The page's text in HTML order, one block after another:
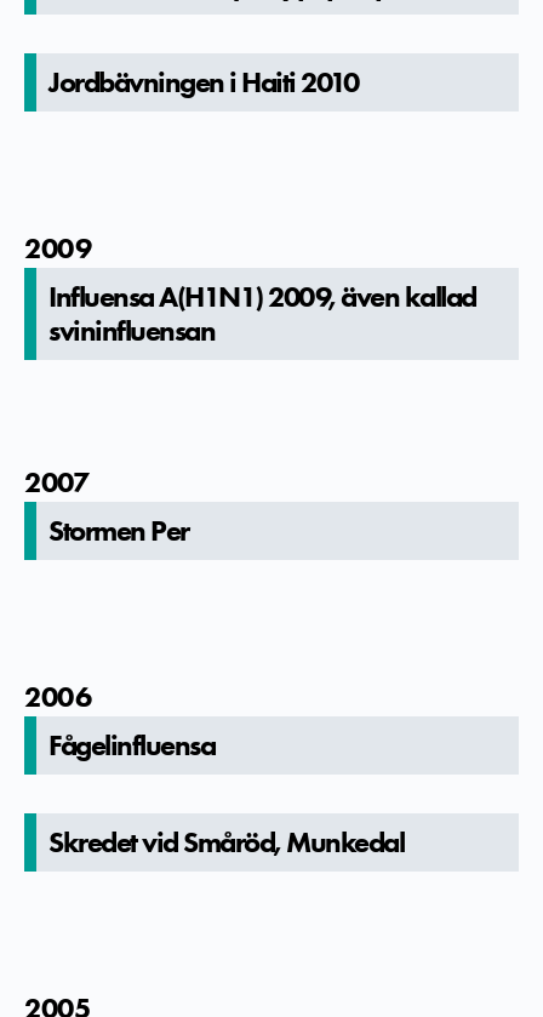
Jordbävningen i Haiti 2010
2009
Influensa A(H1N1) 2009, även kallad
svininflue­nsan
2007
Stormen Per
2006
Fågelinfluen­sa
Skredet vid Småröd, Munkedal
2005